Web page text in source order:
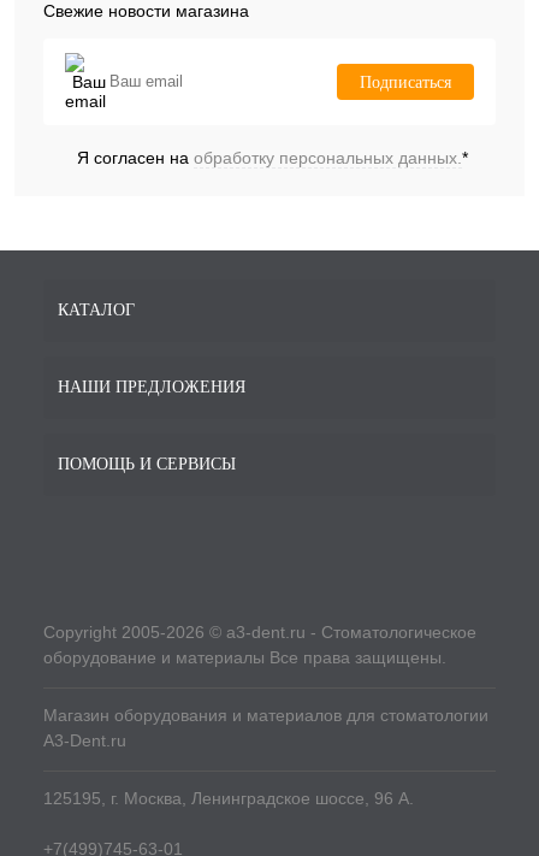
Свежие новости магазина
Подписаться
Я согласен на обработку персональных данных.*
КАТАЛОГ
НАШИ ПРЕДЛОЖЕНИЯ
ПОМОЩЬ И СЕРВИСЫ
Copyright 2005-2026 © a3-dent.ru - Стоматологическое
оборудование и материалы Все права защищены.
Магазин оборудования и материалов для стоматологии
A3-Dent.ru
125195, г. Москва, Ленинградское шоссе, 96 А.
+7(499)745-63-01